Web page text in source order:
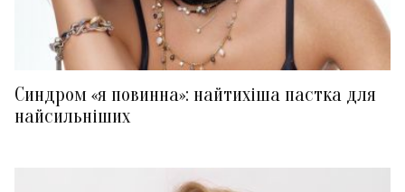
Синдром «я повинна»: найтихіша пастка для
найсильніших